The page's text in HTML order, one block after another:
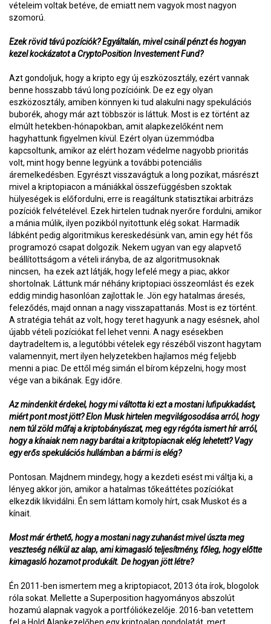
vételeim voltak betéve, de emiatt nem vagyok most nagyon
szomorú.
Ezek rövid távú pozíciók? Egyáltalán, mivel csinál pénzt és hogyan
kezel kockázatot a CryptoPosition Investement Fund?
Azt gondoljuk, hogy a kripto egy új eszközosztály, ezért vannak
benne hosszabb távú long pozícióink. De ez egy olyan
eszközosztály, amiben könnyen ki tud alakulni nagy spekulációs
buborék, ahogy már azt többször is láttuk. Most is ez történt az
elmúlt hetekben-hónapokban, amit alapkezelőként nem
hagyhattunk figyelmen kívül. Ezért olyan üzemmódba
kapcsoltunk, amikor az elért hozam védelme nagyobb prioritás
volt, mint hogy benne legyünk a további potenciális
áremelkedésben. Egyrészt visszavágtuk a long pozikat, másrészt
mivel a kriptopiacon a mániákkal összefüggésben szoktak
hülyeségek is előfordulni, erre is reagáltunk statisztikai arbitrázs
pozíciók felvételével. Ezek hirtelen tudnak nyerőre fordulni, amikor
a mánia múlik, ilyen pozikból nyitottunk elég sokat. Harmadik
lábként pedig algoritmikus kereskedésünk van, amin egy hét fős
programozó csapat dolgozik. Nekem ugyan van egy alapvető
beállítottságom a vételi irányba, de az algoritmusoknak
nincsen, ha ezek azt látják, hogy lefelé megy a piac, akkor
shortolnak. Láttunk már néhány kriptopiaci összeomlást és ezek
eddig mindig hasonlóan zajlottak le. Jön egy hatalmas áresés,
feleződés, majd onnan a nagy visszapattanás. Most is ez történt.
A stratégia tehát az volt, hogy teret hagyunk a nagy esésnek, ahol
újabb vételi pozíciókat fel lehet venni. A nagy esésekben
daytradeltem is, a legutóbbi vételek egy részéből viszont hagytam
valamennyit, mert ilyen helyzetekben hajlamos még feljebb
menni a piac. De ettől még simán el bírom képzelni, hogy most
vége van a bikának. Egy időre.
Az mindenkit érdekel, hogy mi váltotta ki ezt a mostani lufipukkadást,
miért pont most jött? Elon Musk hirtelen megvilágosodása arról, hogy
nem túl zöld műfaj a kriptobányászat, meg egy régóta ismert hír arról,
hogy a kínaiak nem nagy barátai a kritptopiacnak elég lehetett? Vagy
egy erős spekulációs hullámban a bármi is elég?
Pontosan. Majdnem mindegy, hogy a kezdeti esést mi váltja ki, a
lényeg akkor jön, amikor a hatalmas tőkeáttétes pozíciókat
elkezdik likvidálni. Én sem láttam komoly hírt, csak Muskot és a
kínait.
Most már érthető, hogy a mostani nagy zuhanást mivel úszta meg
veszteség nélkül az alap, ami kimagasló teljesítmény, főleg, hogy előtte
kimagasló hozamot produkált. De hogyan jött létre?
Én 2011-ben ismertem meg a kriptopiacot, 2013 óta írok, blogolok
róla sokat. Mellette a Superposition hagyományos abszolút
hozamú alapnak vagyok a portfóliókezelője. 2016-ban vetettem